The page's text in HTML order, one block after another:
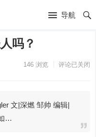
导航
吗？
146浏览 评论已关闭
文|深燃 邹帅 编辑|
…